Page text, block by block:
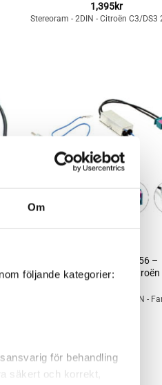
Om
följande kategorier:
för behandling
säkert och korrekt,
1,395kr
Stereoram - 2DIN - Citroën C3/DS3
Lägg till i
Connects2 CT27AA56 –
Antennadapter – Citroën
Antennadapter - 2xFakra - DIN -